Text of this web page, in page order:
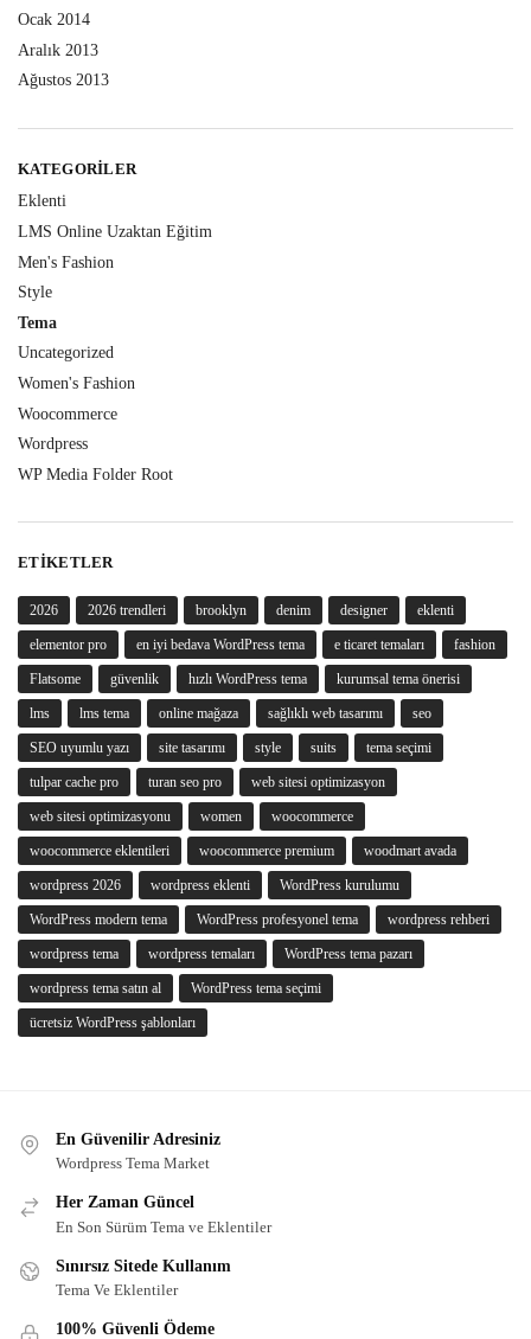
Ocak 2014
Aralık 2013
Ağustos 2013
KATEGORILER
Eklenti
LMS Online Uzaktan Eğitim
Men's Fashion
Style
Tema
Uncategorized
Women's Fashion
Woocommerce
Wordpress
WP Media Folder Root
ETIKETLER
2026 2026 trendleri brooklyn denim designer eklenti
elementor pro en iyi bedava WordPress tema e ticaret temaları fashion
Flatsome güvenlik hızlı WordPress tema kurumsal tema önerisi
lms lms tema online mağaza sağlıklı web tasarımı seo
SEO uyumlu yazı site tasarımı style suits tema seçimi
tulpar cache pro turan seo pro web sitesi optimizasyon
web sitesi optimizasyonu women woocommerce
woocommerce eklentileri woocommerce premium woodmart avada
wordpress 2026 wordpress eklenti WordPress kurulumu
WordPress modern tema WordPress profesyonel tema wordpress rehberi
wordpress tema wordpress temaları WordPress tema pazarı
wordpress tema satın al WordPress tema seçimi
ücretsiz WordPress şablonları
En Güvenilir Adresiniz
Wordpress Tema Market
Her Zaman Güncel
En Son Sürüm Tema ve Eklentiler
Sınırsız Sitede Kullanım
Tema Ve Eklentiler
100% Güvenli Ödeme